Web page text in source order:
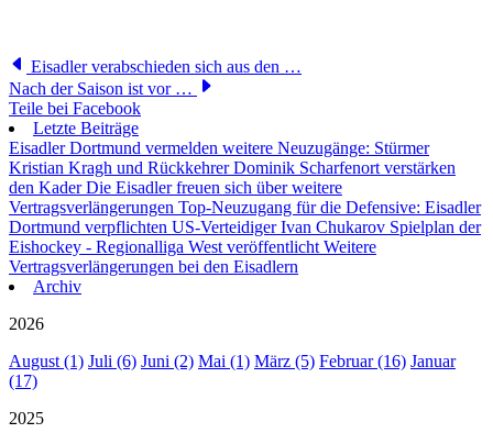
Eisadler verabschieden sich aus den …
Nach der Saison ist vor …
Teile bei Facebook
Letzte Beiträge
Eisadler Dortmund vermelden weitere Neuzugänge: Stürmer
Kristian Kragh und Rückkehrer Dominik Scharfenort verstärken
den KaderDie Eisadler freuen sich über weitere
Vertragsverlängerungen Top-Neuzugang für die Defensive: Eisadler
Dortmund verpflichten US-Verteidiger Ivan Chukarov Spielplan der
Eishockey - Regionalliga West veröffentlicht Weitere
Vertragsverlängerungen bei den Eisadlern
Archiv
2026
August (1) Juli (6) Juni (2) Mai (1) März (5) Februar (16) Januar
(17)
2025